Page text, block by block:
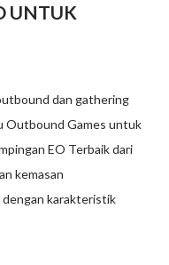
UNTUK
dan gathering
Outbound Games untuk
EO Terbaik dari
kemasan
karakteristik